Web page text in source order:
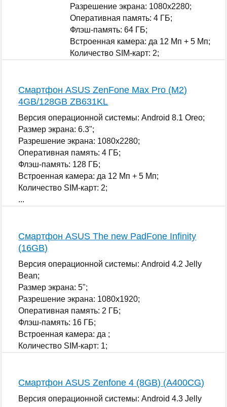
Разрешение экрана: 1080x2280;
Оперативная память: 4 ГБ;
Флэш-память: 64 ГБ;
Встроенная камера: да 12 Мп + 5 Мп;
Количество SIM-карт: 2;
Смартфон ASUS ZenFone Max Pro (M2)
4GB/128GB ZB631KL
Версия операционной системы: Android 8.1 Oreo;
Размер экрана: 6.3";
Разрешение экрана: 1080x2280;
Оперативная память: 4 ГБ;
Флэш-память: 128 ГБ;
Встроенная камера: да 12 Мп + 5 Мп;
Количество SIM-карт: 2;
...
Смартфон ASUS The new PadFone Infinity
(16GB)
Версия операционной системы: Android 4.2 Jelly
Bean;
Размер экрана: 5";
Разрешение экрана: 1080x1920;
Оперативная память: 2 ГБ;
Флэш-память: 16 ГБ;
Встроенная камера: да ;
Количество SIM-карт: 1;
Смартфон ASUS Zenfone 4 (8GB) (A400CG)
Версия операционной системы: Android 4.3 Jelly